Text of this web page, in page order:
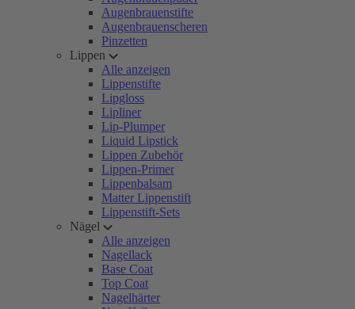
Augenbrauenstifte
Augenbrauenscheren
Pinzetten
Lippen
Alle anzeigen
Lippenstifte
Lipgloss
Lipliner
Lip-Plumper
Liquid Lipstick
Lippen Zubehör
Lippen-Primer
Lippenbalsam
Matter Lippenstift
Lippenstift-Sets
Nägel
Alle anzeigen
Nagellack
Base Coat
Top Coat
Nagelhärter